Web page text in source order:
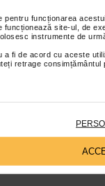
funcționarea
site-ul, de
instrumente de
a fi de acord cu aceste
retrage